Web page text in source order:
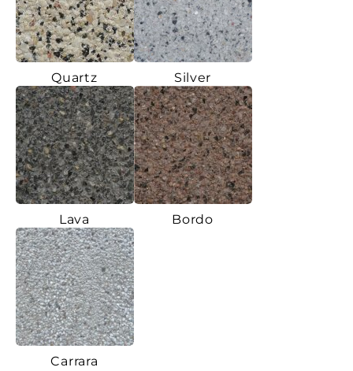
Quartz Silver
Lava Bordo
Carrara